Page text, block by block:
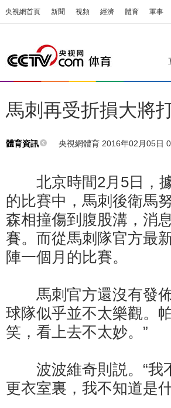
央視網首頁 新聞 視頻 經濟 體育 軍事
馬刺再受折損大將
體育資訊 央視網體育 2016年02月05日
北京時間2月5日，據
的比賽中，馬刺後衛馬
森相撞傷到腹股溝，消
賽。而從馬刺隊官方最
陣一個月的比賽。
馬刺官方還沒有發佈
球隊似乎並不太樂觀。
笑，看上去不太妙。”
波波維奇則説。“我
更衣室裏，我不知道是